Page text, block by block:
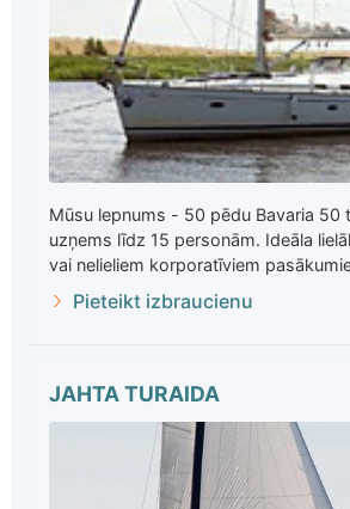
Mūsu lepnums - 50 pēdu Bavaria 50
uzņems līdz 15 personām. Ideāla
vai nelieliem korporatīviem
Pieteikt izbraucienu
JAHTA TURAIDA